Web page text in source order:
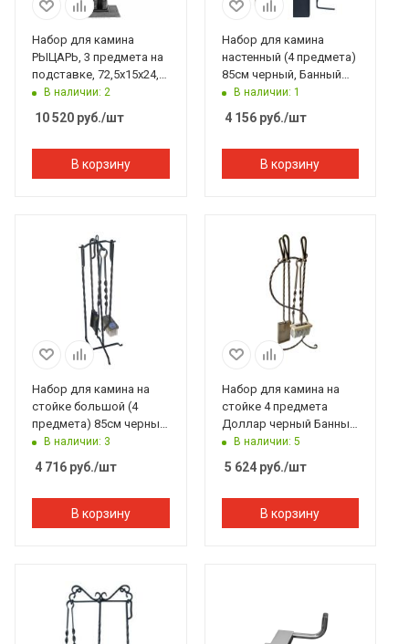
Набор для камина
РЫЦАРЬ, 3 предмета на
подставке, 72,5х15х24,5
см, черный, Банные
штучки
В наличии: 2
10 520 руб./шт
В корзину
Набор для камина
настенный (4 предмета)
85см черный, Банный
Эксперт
В наличии: 1
4 156руб./шт
В корзину
Набор для камина на
стойке большой (4
предмета) 85см черный,
Банный Эксперт
В наличии: 3
4 716 руб./шт
В корзину
Набор для камина на
стойке 4 предмета
Доллар черный Банный
Эксперт
В наличии: 5
5 624руб./шт
В корзину